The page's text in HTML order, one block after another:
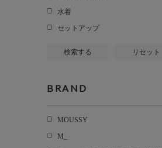
水着
セットアップ
検索する リセット
BRAND
MOUSSY
M_